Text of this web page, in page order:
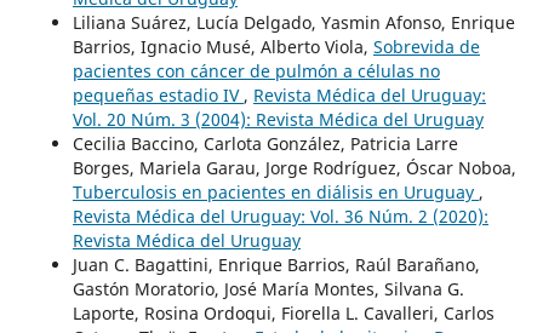
Liliana Suárez, Lucía Delgado, Yasmin Afonso, Enrique
Barrios, Ignacio Musé, Alberto Viola, Sobrevida de
pacientes con cáncer de pulmón a células no
pequeñas estadio IV , Revista Médica del Uruguay:
Vol. 20 Núm. 3 (2004): Revista Médica del Uruguay
Cecilia Baccino, Carlota González, Patricia Larre
Borges, Mariela Garau, Jorge Rodríguez, Óscar Noboa,
Tuberculosis en pacientes en diálisis en Uruguay ,
Revista Médica del Uruguay: Vol. 36 Núm. 2 (2020):
Revista Médica del Uruguay
Juan C. Bagattini, Enrique Barrios, Raúl Barañano,
Gastón Moratorio, José María Montes, Silvana G.
Laporte, Rosina Ordoqui, Fiorella L. Cavalleri, Carlos